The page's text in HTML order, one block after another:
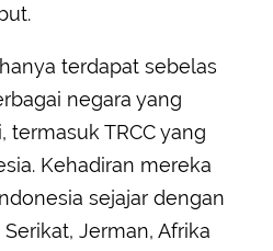
terdapat sebelas
negara yang
termasuk TRCC yang
Kehadiran mereka
sejajar dengan
Jerman, Afrika